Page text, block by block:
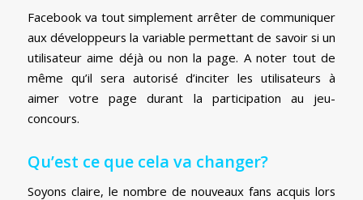
Facebook va tout simplement arrêter de communiquer
aux développeurs la variable permettant de savoir si un
utilisateur aime déjà ou non la page. A noter tout de
même qu’il sera autorisé d’inciter les utilisateurs à
aimer votre page durant la participation au jeu-
concours.
Qu’est ce que cela va changer?
Soyons claire, le nombre de nouveaux fans acquis lors